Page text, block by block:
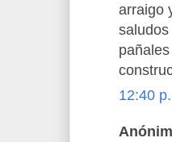
arraigo
12:40